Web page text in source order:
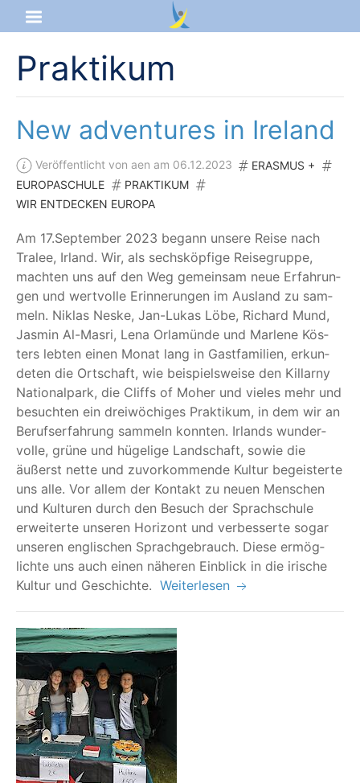
Startseite
Aktuelles
Lernangebot
Service & Infos
Praktikum
New adventures in Ireland
Veröffentlicht von aen am 06.12.2023
ERASMUS +
EUROPASCHULE
PRAKTIKUM
WIR ENTDECKEN EUROPA
Am 17.September 2023 begann unse­re Rei­se nach
Tra­lee, Irland. Wir, als sechs­köp­fi­ge Rei­se­grup­pe,
mach­ten uns auf den Weg gemein­sam neue Erfah­run­
gen und wert­vol­le Erin­ne­run­gen im Aus­land zu sam­
meln. Niklas Nes­ke, Jan-Lukas Löbe, Richard Mund,
Jas­min Al-Mas­ri, Lena Orla­mün­de und Mar­le­ne Kös­
ters leb­ten einen Monat lang in Gast­fa­mi­li­en, erkun­
de­ten die Ort­schaft, wie bei­spiels­wei­se den Kil­lar­ny
Natio­nal­park, die Cliffs of Moher und vie­les mehr und
besuch­ten ein drei­wö­chi­ges Prak­ti­kum, in dem wir an
Berufs­er­fah­rung sam­meln konn­ten. Irlands wun­der­
vol­le, grü­ne und hüge­li­ge Land­schaft, sowie die
äußerst net­te und zuvor­kom­men­de Kul­tur begeis­ter­te
uns alle. Vor allem der Kon­takt zu neu­en Men­schen
und Kul­tu­ren durch den Besuch der Sprach­schu­le
erwei­ter­te unse­ren Hori­zont und ver­bes­ser­te sogar
unse­ren eng­li­schen Sprach­ge­brauch. Die­se ermög­
lich­te uns auch einen nähe­ren Ein­blick in die iri­sche
Kul­tur und Geschichte. Weiterlesen